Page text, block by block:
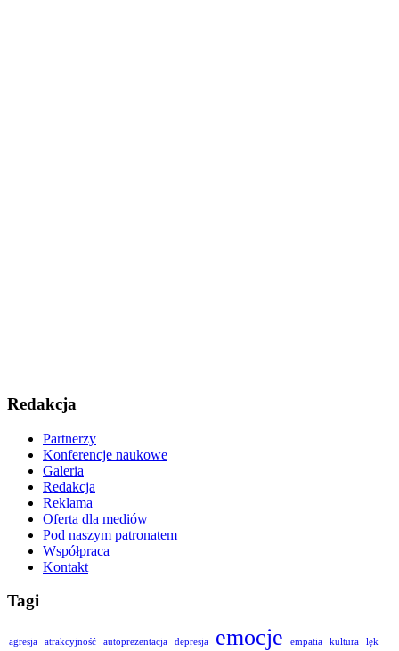
Redakcja
Partnerzy
Konferencje naukowe
Galeria
Redakcja
Reklama
Oferta dla mediów
Pod naszym patronatem
Współpraca
Kontakt
Tagi
agresja atrakcyjność autoprezentacja depresja emocje empatia kultura
lęk